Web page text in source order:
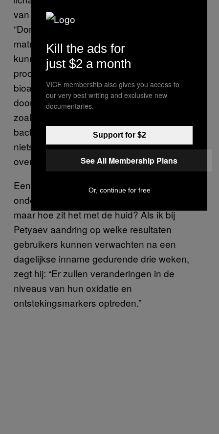
van de ingrediënten in een chocoladereep.
“Donkere chocolade is een vrij agressieve
matrix, vol enzymen die niet alleen omega’s
kunnen oxideren – in een maand tijd wordt 95
procent vernietigd – maar ook veel andere
bioactieve stoffen,” zegt Petyaev. “En dit komt
door de afkomst van de chocolade die, net
zoals blauwe kaas, een resultaat van
bacteriële en schimmelfermentatie is. Bijna
niets wat ‘vreemd’ is, kan in zijn nabijheid
overleven.”
Een leek laat zich door zo’n wetenschappelijk
onderbouwde uitleg makkelijk overtuigen,
maar hoe zit het met de huid? Als ik bij
Petyaev aandring op welke resultaten
gebruikers kunnen verwachten na een
dagelijkse inname gedurende drie weken,
zegt hij: “Er zullen veranderingen in de
niveaus van hun oxidatie en
ontstekingsmarkers optreden.”
Kill the ads for
just $2 a month
VICE membership also gives you access to
our very best writing and exclusive new
documentaries.
Support for $2
See All Membership Plans
Or, continue for free